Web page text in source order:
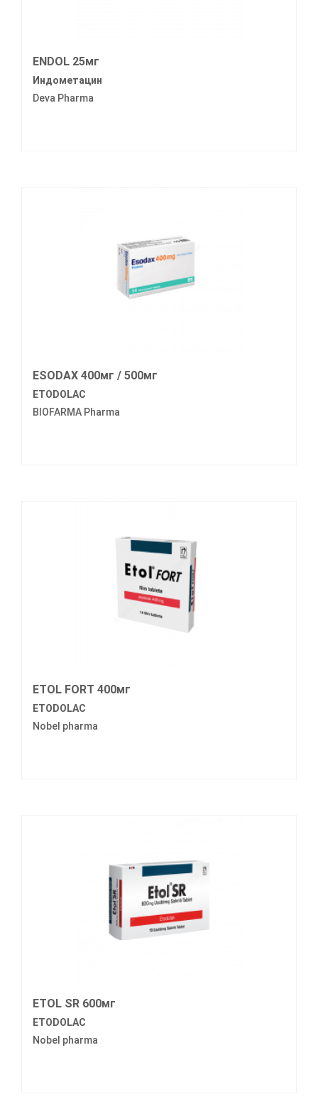
ENDOL 25мг
Индометацин
Deva Pharma
ESODAX 400мг / 500мг
ETODOLAC
BIOFARMA Pharma
ETOL FORT 400мг
ETODOLAC
Nobel pharma
ETOL SR 600мг
ETODOLAC
Nobel pharma